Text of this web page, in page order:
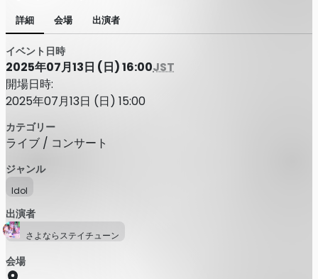
詳細 会場 出演者
イベント日時
2025年07月13日 (日) 16:00JST
開場日時:
2025年07月13日 (日) 15:00
カテゴリー
ライブ / コンサート
ジャンル
Idol
出演者
さよならステイチューン
会場